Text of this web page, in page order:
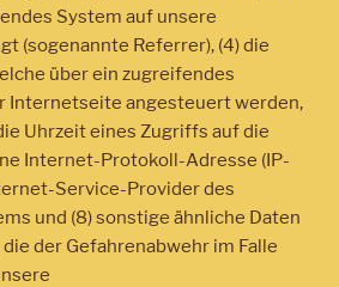
System auf unsere
(sogenannte Referrer), (4) die
über ein zugreifendes
Internetseite angesteuert werden,
Uhrzeit eines Zugriffs auf die
Internet-Protokoll-Adresse (IP-
Service-Provider des
und (8) sonstige ähnliche Daten
der Gefahrenabwehr im Falle